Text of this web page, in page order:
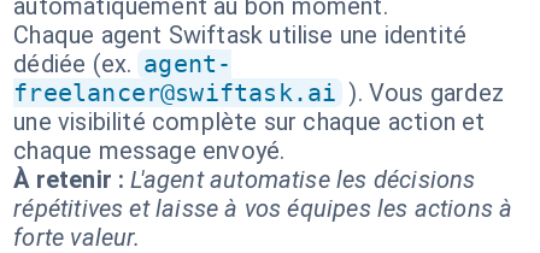
automatiquement au bon moment.
Chaque agent Swiftask utilise une identité
dédiée (ex. agent-
freelancer@swiftask.ai ). Vous gardez
une visibilité complète sur chaque action et
chaque message envoyé.
À retenir : L'agent automatise les décisions
répétitives et laisse à vos équipes les actions à
forte valeur.